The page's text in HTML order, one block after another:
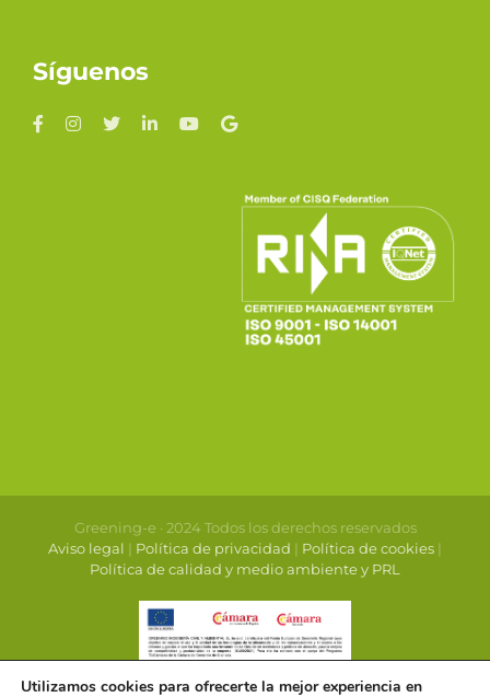
Síguenos
Greening-e · 2024 Todos los derechos reservados
Aviso legal | Política de privacidad | Política de cookies |
Política de calidad y medio ambiente y PRL
Utilizamos cookies para ofrecerte la mejor experiencia en